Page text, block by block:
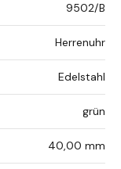
9502/B
Herrenuhr
Edelstahl
grün
40,00 mm